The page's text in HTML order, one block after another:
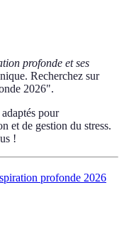
profonde et ses
Recherchez sur
2026".
pour
et de gestion du stress.
!
profonde 2026